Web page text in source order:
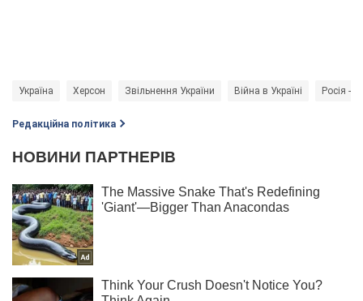
Україна Херсон Звільнення України Війна в Україні Росія -
Редакційна політика